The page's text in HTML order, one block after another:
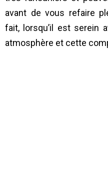
avant de vous refaire
fait, lorsqu’il est serein
atmosphère et cette